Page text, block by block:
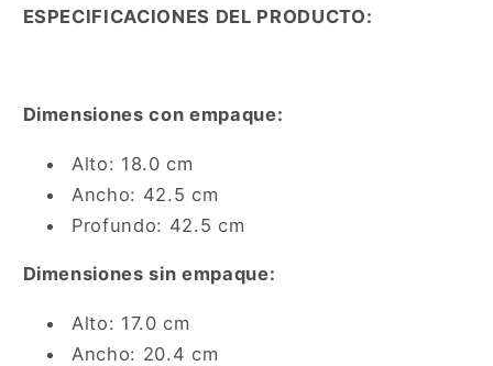
ESPECIFICACIONES DEL PRODUCTO:
Dimensiones con empaque:
Alto: 18.0 cm
Ancho: 42.5 cm
Profundo: 42.5 cm
Dimensiones sin empaque:
Alto: 17.0 cm
Ancho: 20.4 cm